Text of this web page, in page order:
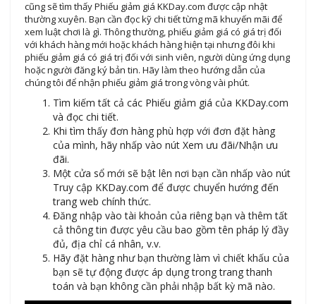
cũng sẽ tìm thấy Phiếu giảm giá KKDay.com được cập nhật
thường xuyên. Bạn cần đọc kỹ chi tiết từng mã khuyến mãi để
xem luật chơi là gì. Thông thường, phiếu giảm giá có giá trị đối
với khách hàng mới hoặc khách hàng hiện tại nhưng đôi khi
phiếu giảm giá có giá trị đối với sinh viên, người dùng ứng dụng
hoặc người đăng ký bản tin. Hãy làm theo hướng dẫn của
chúng tôi để nhận phiếu giảm giá trong vòng vài phút.
Tìm kiếm tất cả các Phiếu giảm giá của KKDay.com
và đọc chi tiết.
Khi tìm thấy đơn hàng phù hợp với đơn đặt hàng
của mình, hãy nhấp vào nút Xem ưu đãi/Nhận ưu
đãi.
Một cửa sổ mới sẽ bật lên nơi bạn cần nhấp vào nút
Truy cập KKDay.com để được chuyển hướng đến
trang web chính thức.
Đăng nhập vào tài khoản của riêng bạn và thêm tất
cả thông tin được yêu cầu bao gồm tên pháp lý đầy
đủ, địa chỉ cá nhân, v.v.
Hãy đặt hàng như bạn thường làm vì chiết khấu của
bạn sẽ tự động được áp dụng trong trang thanh
toán và bạn không cần phải nhập bất kỳ mã nào.